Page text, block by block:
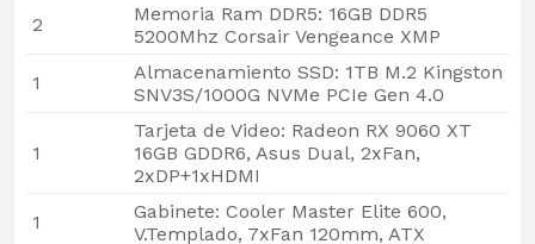
2
Memoria Ram DDR5: 16GB DDR5
5200Mhz Corsair Vengeance XMP
1
Almacenamiento SSD: 1TB M.2 Kingston
SNV3S/1000G NVMe PCIe Gen 4.0
1
Tarjeta de Video: Radeon RX 9060 XT
16GB GDDR6, Asus Dual, 2xFan,
2xDP+1xHDMI
1
Gabinete: Cooler Master Elite 600,
V.Templado, 7xFan 120mm, ATX